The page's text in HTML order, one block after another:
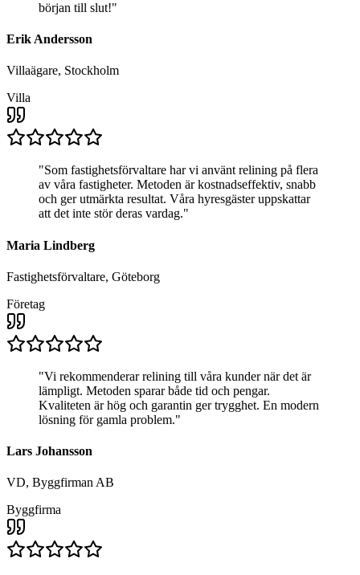
början till slut!"
Erik Andersson
Villaägare, Stockholm
Villa
"Som fastighetsförvaltare har vi använt relining på flera
av våra fastigheter. Metoden är kostnadseffektiv, snabb
och ger utmärkta resultat. Våra hyresgäster uppskattar
att det inte stör deras vardag."
Maria Lindberg
Fastighetsförvaltare, Göteborg
Företag
"Vi rekommenderar relining till våra kunder när det är
lämpligt. Metoden sparar både tid och pengar.
Kvaliteten är hög och garantin ger trygghet. En modern
lösning för gamla problem."
Lars Johansson
VD, Byggfirman AB
Byggfirma